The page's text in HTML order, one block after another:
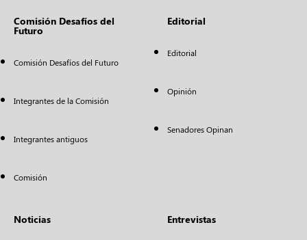
Comisión Desafíos del
Futuro
Comisión Desafíos del Futuro
Integrantes de la Comisión
Integrantes antiguos
Comisión
Editorial
Editorial
Opinión
Senadores Opinan
Noticias Entrevistas